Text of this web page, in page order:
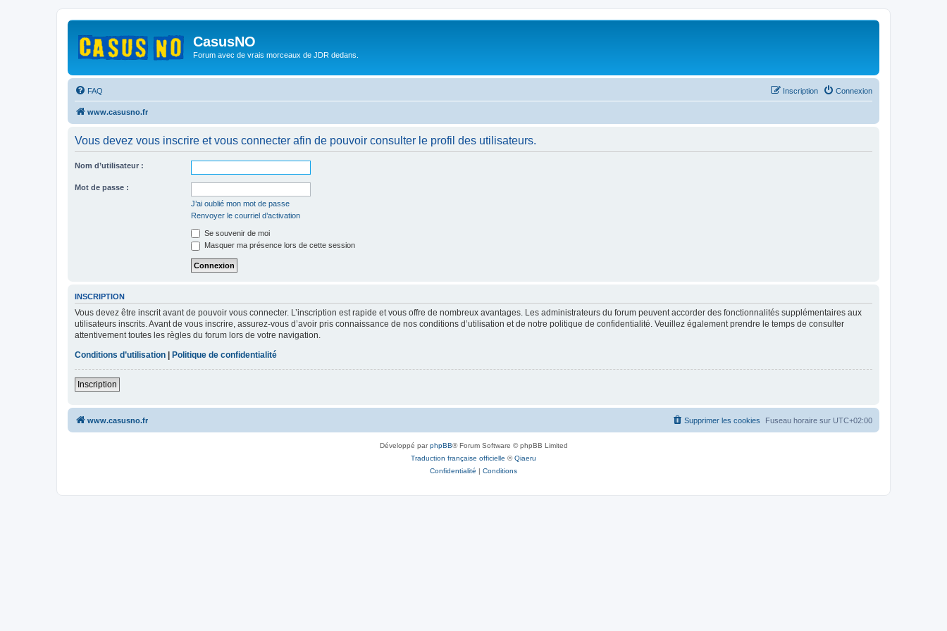
CasusNO
Forum avec de vrais morceaux de JDR dedans.
FAQ Connexion
Inscription
www.casusno.fr
Vous devez vous inscrire et vous connecter afin de pouvoir consulter le profil des utilisateurs.
Nom d’utilisateur :
Mot de passe :
J’ai oublié mon mot de passe
Renvoyer le courriel d’activation
Se souvenir de moi
Masquer ma présence lors de cette session
INSCRIPTION
Vous devez être inscrit avant de pouvoir vous connecter. L’inscription est rapide et vous offre de nombreux avantages. Les administrateurs du forum peuvent accorder des fonctionnalités supplémentaires aux
utilisateurs inscrits. Avant de vous inscrire, assurez-vous d’avoir pris connaissance de nos conditions d’utilisation et de notre politique de confidentialité. Veuillez également prendre le temps de consulter
attentivement toutes les règles du forum lors de votre navigation.
Conditions d’utilisation
Politique de confidentialité
Inscription
www.casusno.fr Fuseau horaire sur UTC+02:00
Supprimer les cookies
Développé parphpBB® Forum Software © phpBB Limited
Traduction française officielle ©Qiaeru
Confidentialité | Conditions